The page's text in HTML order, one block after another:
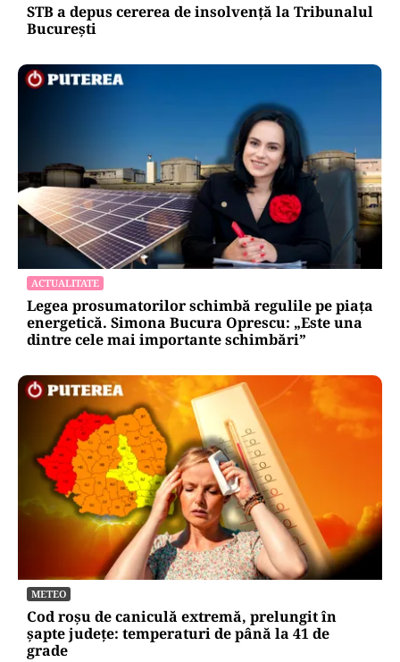
STB a depus cererea de insolvență la Tribunalul
București
ACTUALITATE
Legea prosumatorilor schimbă regulile pe piața
energetică. Simona Bucura Oprescu: „Este una
dintre cele mai importante schimbări”
METEO
Cod roșu de caniculă extremă, prelungit în
șapte județe: temperaturi de până la 41 de
grade